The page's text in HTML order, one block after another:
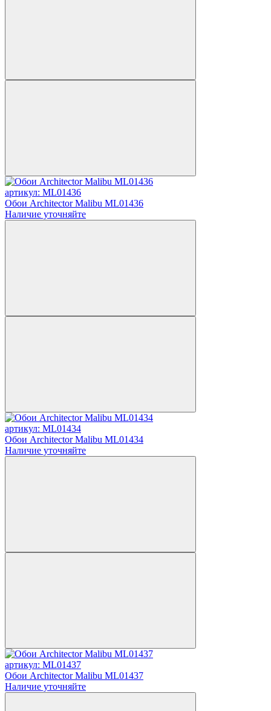
артикул: ML01436
Обои Architector Malibu ML01436
Наличие уточняйте
артикул: ML01434
Обои Architector Malibu ML01434
Наличие уточняйте
артикул: ML01437
Обои Architector Malibu ML01437
Наличие уточняйте